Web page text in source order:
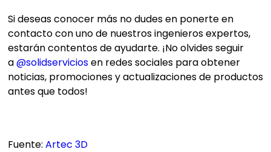
Si deseas conocer más no dudes en ponerte en
contacto con uno de nuestros ingenieros expertos,
estarán contentos de ayudarte. ¡No olvides seguir
a@solidserviciosen redes sociales para obtener
noticias, promociones y actualizaciones de productos
antes que todos!
Fuente: Artec 3D